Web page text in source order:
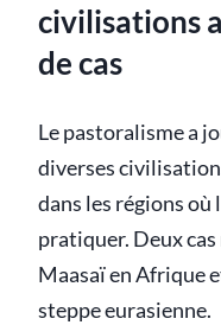
civilisations
de cas
Le pastoralisme a
diverses
dans les régions
pratiquer. Deux
Maasaï en Afrique
steppe eurasienne.